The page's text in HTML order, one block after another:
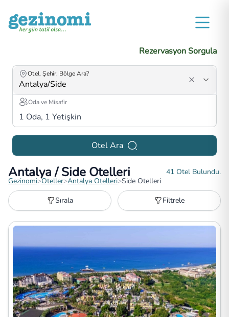
Rezervasyon Sorgula
Otel, Şehir, Bölge Ara?
Oda ve Misafir
1 Oda, 1 Yetişkin
Otel Ara
Antalya / Side Otelleri 41 Otel Bulundu.
Gezinomi>Oteller>Antalya Otelleri>Side Otelleri
Sırala
Filtrele